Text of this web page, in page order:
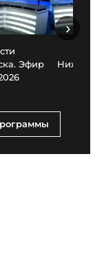
Эфир
›